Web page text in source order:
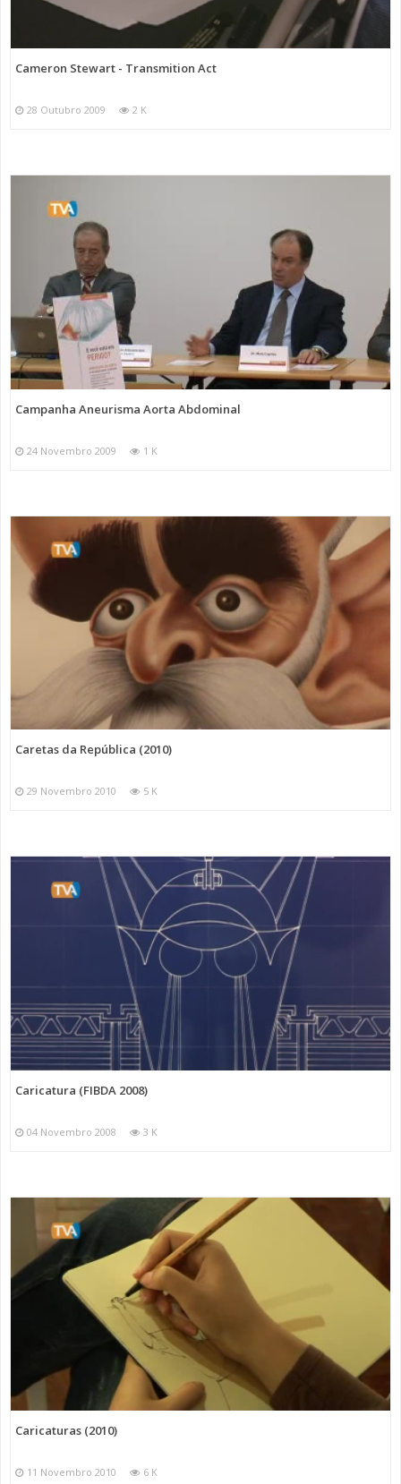
Cameron Stewart - Transmition Act
28 Outubro 2009 2 K
Campanha Aneurisma Aorta Abdominal
24 Novembro 2009 1 K
Caretas da República (2010)
29 Novembro 2010 5 K
Caricatura (FIBDA 2008)
04 Novembro 2008 3 K
Caricaturas (2010)
11 Novembro 2010 6 K